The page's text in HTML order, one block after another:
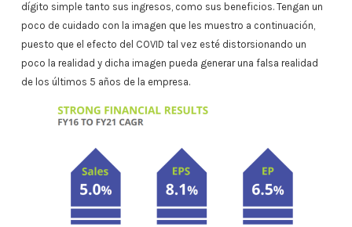
dígito simple tanto sus ingresos, como sus beneficios. Tengan un
poco de cuidado con la imagen que les muestro a continuación,
puesto que el efecto del COVID tal vez esté distorsionando un
poco la realidad y dicha imagen pueda generar una falsa realidad
de los últimos 5 años de la empresa.